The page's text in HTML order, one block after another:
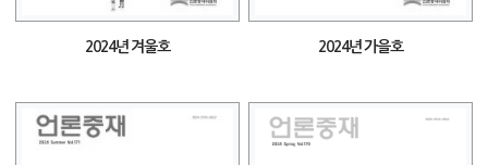
2024년 겨울호 2024년 가을호